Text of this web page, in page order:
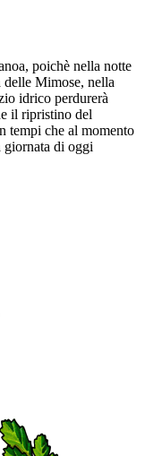
poichè nella notte
delle Mimose, nella
idrico perdurerà
il ripristino del
tempi che al momento
giornata di oggi